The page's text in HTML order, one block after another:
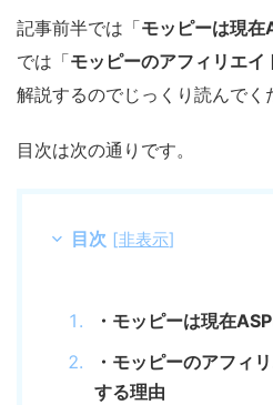
記事前半では「モッピーは現在
では「モッピーのアフィリエイ
解説するのでじっくり読んでく
目次は次の通りです。
目次 [非表示]
・モッピーは現在
・モッピーのアフィ
する理由